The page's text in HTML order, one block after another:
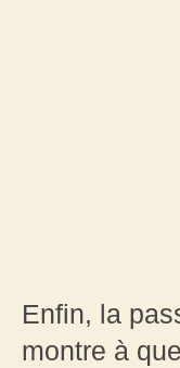
Enfin, la
montre à